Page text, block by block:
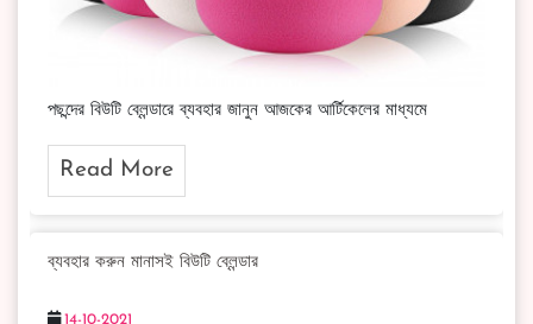
পছন্দের বিউটি ব্লেন্ডারে ব্যবহার জানুন আজকের আর্টিকেলের মাধ্যমে
Read More
ব্যবহার করুন মানাসই বিউটি ব্লেন্ডার
14-10-2021